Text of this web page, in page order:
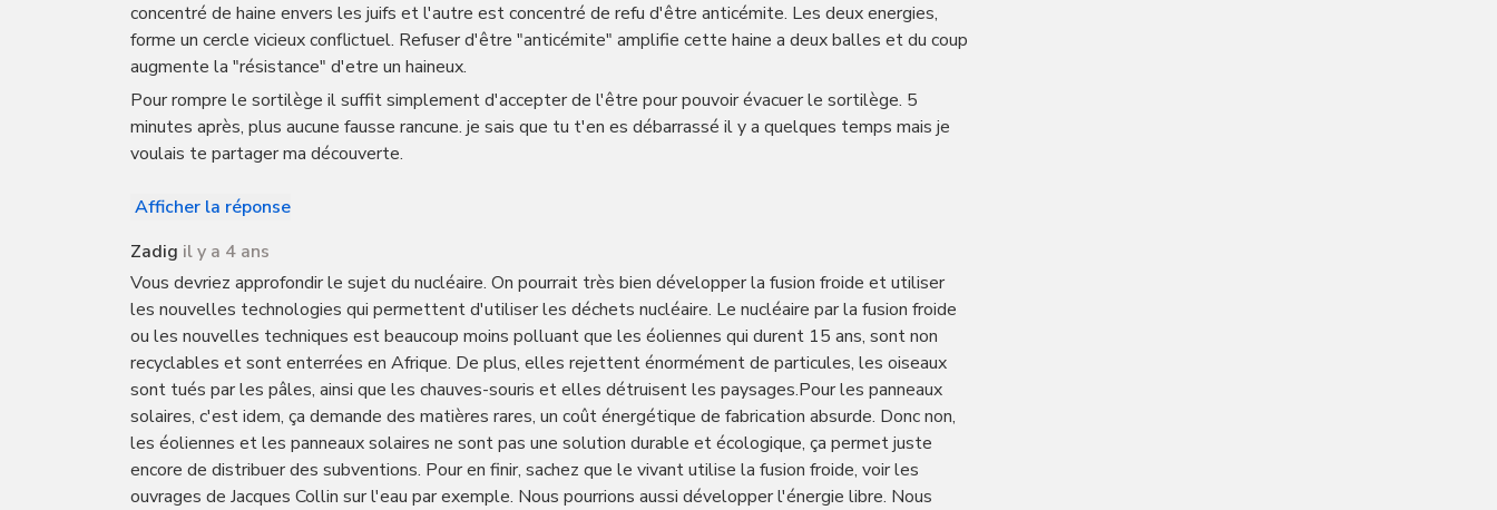
concentré de haine envers les juifs et l'autre est concentré de refu d'être anticémite. Les deux energies,
forme un cercle vicieux conflictuel. Refuser d'être "anticémite" amplifie cette haine a deux balles et du coup
augmente la "résistance" d'etre un haineux.
Pour rompre le sortilège il suffit simplement d'accepter de l'être pour pouvoir évacuer le sortilège. 5
minutes après, plus aucune fausse rancune. je sais que tu t'en es débarrassé il y a quelques temps mais je
voulais te partager ma découverte.
Afficher la réponse
Zadig il y a 4 ans
Vous devriez approfondir le sujet du nucléaire. On pourrait très bien développer la fusion froide et utiliser
les nouvelles technologies qui permettent d'utiliser les déchets nucléaire. Le nucléaire par la fusion froide
ou les nouvelles techniques est beaucoup moins polluant que les éoliennes qui durent 15 ans, sont non
recyclables et sont enterrées en Afrique. De plus, elles rejettent énormément de particules, les oiseaux
sont tués par les pâles, ainsi que les chauves-souris et elles détruisent les paysages.Pour les panneaux
solaires, c'est idem, ça demande des matières rares, un coût énergétique de fabrication absurde. Donc non,
les éoliennes et les panneaux solaires ne sont pas une solution durable et écologique, ça permet juste
encore de distribuer des subventions. Pour en finir, sachez que le vivant utilise la fusion froide, voir les
ouvrages de Jacques Collin sur l'eau par exemple. Nous pourrions aussi développer l'énergie libre. Nous